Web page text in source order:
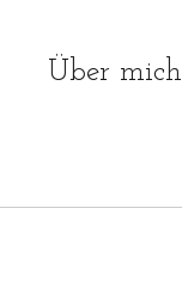
Über mich